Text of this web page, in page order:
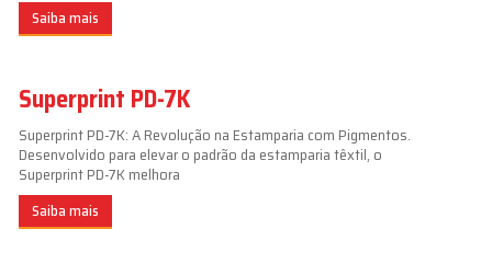
Saiba mais
Superprint PD-7K
Superprint PD-7K: A Revolução na Estamparia com Pigmentos.
Desenvolvido para elevar o padrão da estamparia têxtil, o
Superprint PD-7K melhora
Saiba mais